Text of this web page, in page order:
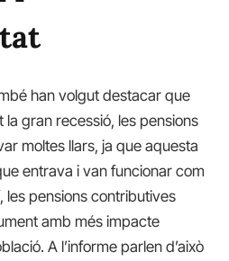
han volgut destacar que
la gran recessió, les pensions
moltes llars, ja que aquesta
entrava i van funcionar com
les pensions contributives
amb més impacte
A l’informe parlen d’això